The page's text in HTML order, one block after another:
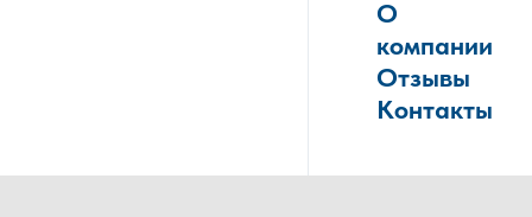
О
компании
Отзывы
Контакты